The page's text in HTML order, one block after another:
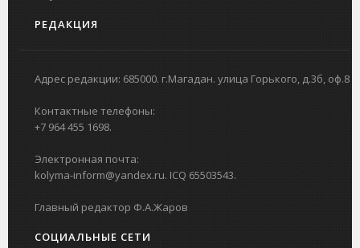
РЕДАКЦИЯ
Адрес редакции: 685000. г.Магадан. улица Горького, д.3б, оф.8
Контактные телефоны:
+7 964 455 1698.
Электронная почта:
kolyma-inform@yandex.ru. ICQ 65503543.
Главный редактор Ф.А.Жаров
СОЦИАЛЬНЫЕ СЕТИ